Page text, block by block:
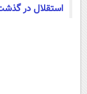
استقلال در